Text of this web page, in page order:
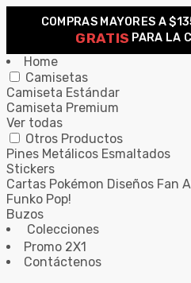
COMPRAS MAYORES A
GRATIS PARA LA
Home
Camisetas
Camiseta Estándar
Camiseta Premium
Ver todas
Otros Productos
Pines Metálicos Esmaltados
Stickers
Cartas Pokémon Diseños Fan
Funko Pop!
Buzos
Colecciones
Promo 2X1
Contáctenos